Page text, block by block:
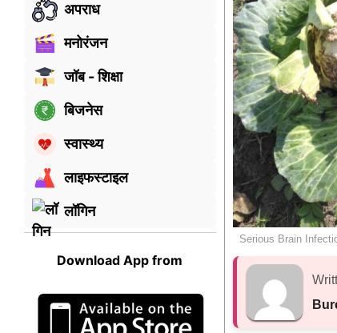
अपराध
मनोरंजन
जॉब - शिक्षा
बिजनेस
स्वास्थ्य
लाइफस्टाइल
लॉगिन
Download App from
Serious Brain